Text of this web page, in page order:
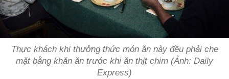
Thực khách khi thưởng thức món ăn này đều phải che
mặt bằng khăn ăn trước khi ăn thịt chim (Ảnh: Daily
Express)